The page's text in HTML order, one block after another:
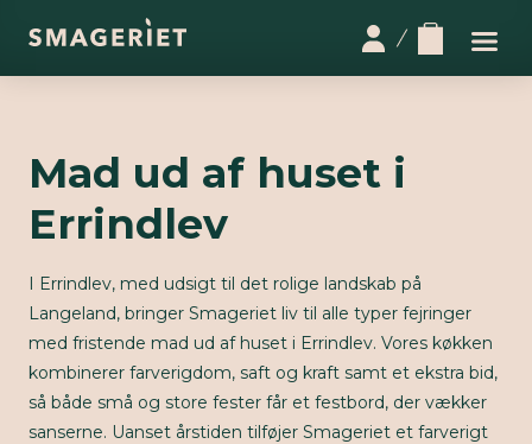
Mad ud af huset i
Errindlev
I Errindlev, med udsigt til det rolige landskab på
Langeland, bringer Smageriet liv til alle typer fejringer
med fristende mad ud af huset i Errindlev. Vores køkken
kombinerer farverigdom, saft og kraft samt et ekstra bid,
så både små og store fester får et festbord, der vækker
sanserne. Uanset årstiden tilføjer Smageriet et farverigt